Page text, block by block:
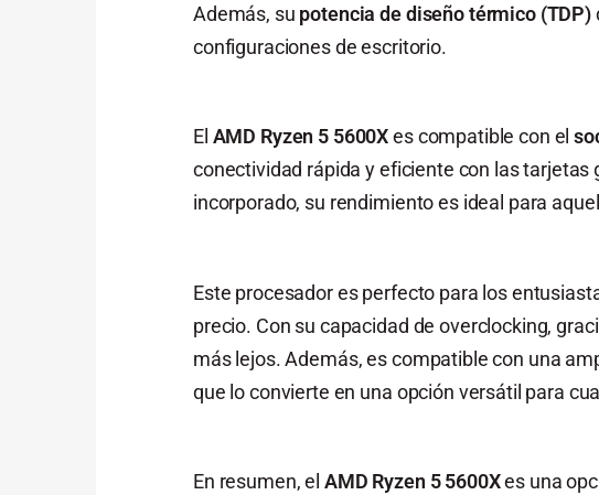
Además, su potencia de diseño térmico (TDP)
configuraciones de escritorio.
El AMD Ryzen 5 5600Xes compatible con el
conectividad rápida y eficiente con las
incorporado, su rendimiento es ideal para
Este procesador es perfecto para los
precio. Con su capacidad de overclocking,
más lejos. Además, es compatible con una
que lo convierte en una opción versátil para
En resumen, el AMD Ryzen 5 5600Xes una